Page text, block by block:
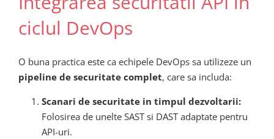
ciclul DevOps
O buna practica este ca echipele DevOps sa utilizeze un
pipeline de securitate complet, care sa includa:
Scanari de securitate in timpul dezvoltarii:
Folosirea de unelte SAST si DAST adaptate pentru
API-uri.